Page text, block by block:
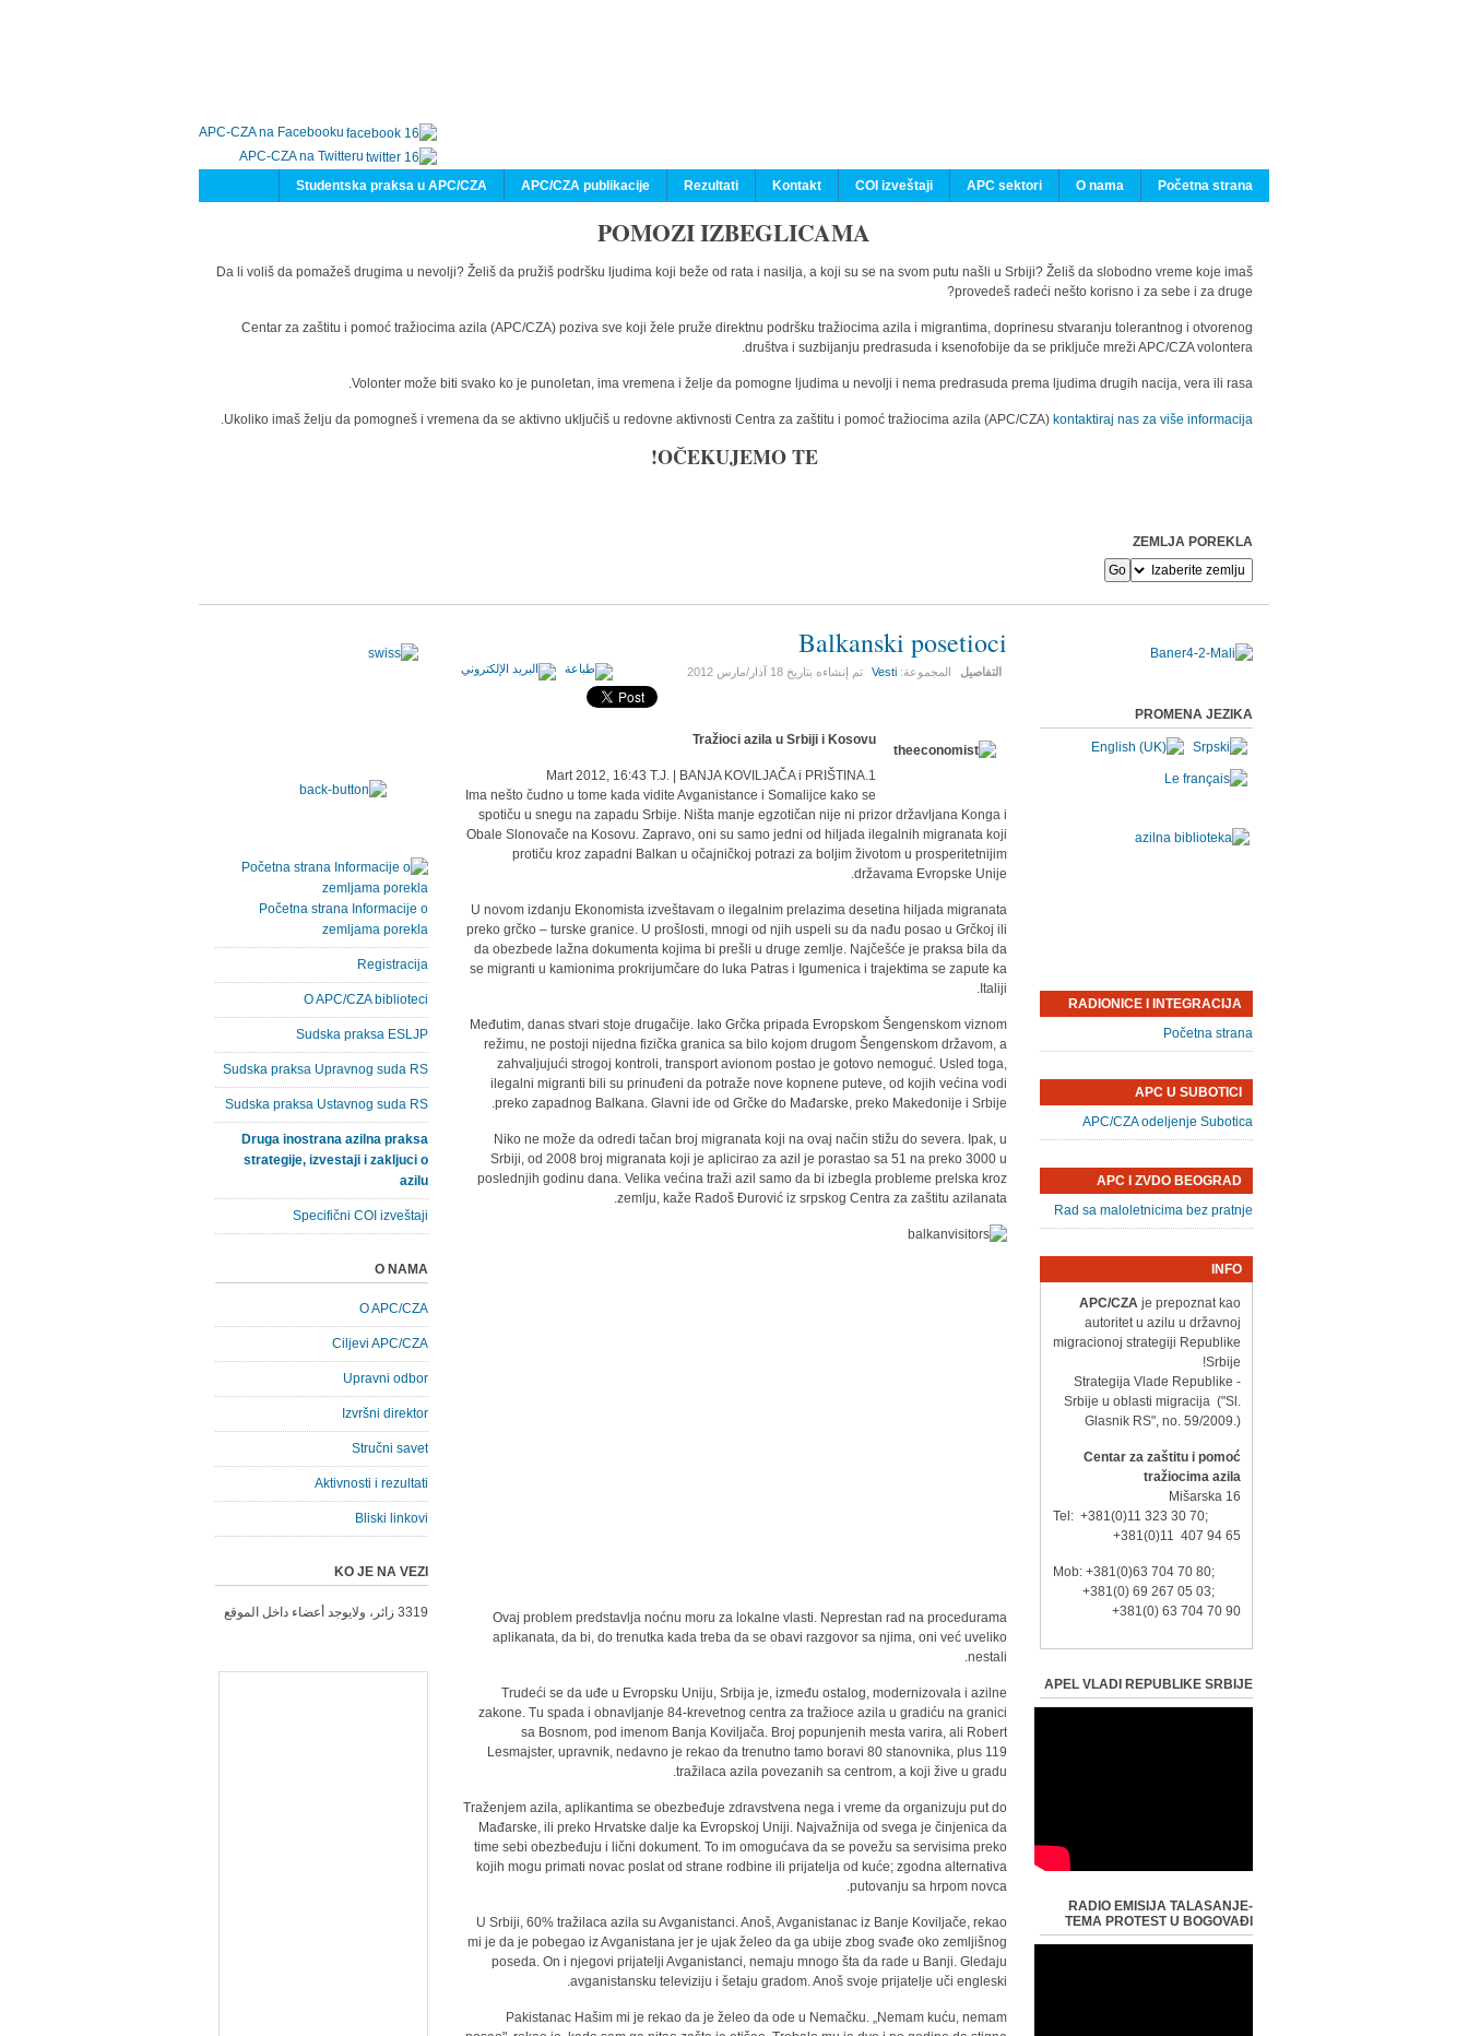
APC-CZA na Facebooku
APC-CZA na Twitteru
Početna strana
O nama
APC sektori
COI izveštaji
Kontakt
Rezultati
APC/CZA publikacije
Studentska praksa u APC/CZA
POMOZI IZBEGLICAMA
Da li voliš da pomažeš drugima u nevolji? Želiš da pružiš podršku ljudima koji beže od rata i nasilja, a koji su se na svom putu našli u Srbiji? Želiš da slobodno vreme koje imaš
provedeš radeći nešto korisno i za sebe i za druge?
Centar za zaštitu i pomoć tražiocima azila (APC/CZA) poziva sve koji žele pruže direktnu podršku tražiocima azila i migrantima, doprinesu stvaranju tolerantnog i otvorenog
društva i suzbijanju predrasuda i ksenofobije da se priključe mreži APC/CZA volontera.
Volonter može biti svako ko je punoletan, ima vremena i želje da pomogne ljudima u nevolji i nema predrasuda prema ljudima drugih nacija, vera ili rasa.
Ukoliko imaš želju da pomogneš i vremena da se aktivno uključiš u redovne aktivnosti Centra za zaštitu i pomoć tražiocima azila (APC/CZA) kontaktiraj nas za više informacija.
OČEKUJEMO TE!
ZEMLJA POREKLA
Balkanski posetioci
التفاصيل المجموعة:Vesti تم إنشاءه بتاريخ18 آذار/مارس 2012
Tražioci azila u Srbiji i Kosovu
1.Mart 2012, 16:43 T.J. | BANJA KOVILJAČA i PRIŠTINA
Ima nešto čudno u tome kada vidite Avganistance i Somalijce kako se
spotiču u snegu na zapadu Srbije. Ništa manje egzotičan nije ni prizor državljana Konga i
Obale Slonovače na Kosovu. Zapravo, oni su samo jedni od hiljada ilegalnih migranata koji
protiču kroz zapadni Balkan u očajničkoj potrazi za boljim životom u prosperitetnijim
državama Evropske Unije.
U novom izdanju Ekonomista izveštavam o ilegalnim prelazima desetina hiljada migranata
preko grčko – turske granice. U prošlosti, mnogi od njih uspeli su da nađu posao u Grčkoj ili
da obezbede lažna dokumenta kojima bi prešli u druge zemlje. Najčešće je praksa bila da
se migranti u kamionima prokrijumčare do luka Patras i Igumenica i trajektima se zapute ka
Italiji.
Međutim, danas stvari stoje drugačije. Iako Grčka pripada Evropskom Šengenskom viznom
režimu, ne postoji nijedna fizička granica sa bilo kojom drugom Šengenskom državom, a
zahvaljujući strogoj kontroli, transport avionom postao je gotovo nemoguć. Usled toga,
ilegalni migranti bili su prinuđeni da potraže nove kopnene puteve, od kojih većina vodi
preko zapadnog Balkana. Glavni ide od Grčke do Mađarske, preko Makedonije i Srbije.
Niko ne može da odredi tačan broj migranata koji na ovaj način stižu do severa. Ipak, u
Srbiji, od 2008 broj migranata koji je aplicirao za azil je porastao sa 51 na preko 3000 u
poslednjih godinu dana. Velika većina traži azil samo da bi izbegla probleme prelska kroz
zemlju, kaže Radoš Đurović iz srpskog Centra za zaštitu azilanata.
Ovaj problem predstavlja noćnu moru za lokalne vlasti. Neprestan rad na procedurama
aplikanata, da bi, do trenutka kada treba da se obavi razgovor sa njima, oni već uveliko
nestali.
Trudeći se da uđe u Evropsku Uniju, Srbija je, između ostalog, modernizovala i azilne
zakone. Tu spada i obnavljanje 84-krevetnog centra za tražioce azila u gradiću na granici
sa Bosnom, pod imenom Banja Koviljača. Broj popunjenih mesta varira, ali Robert
Lesmajster, upravnik, nedavno je rekao da trenutno tamo boravi 80 stanovnika, plus 119
tražilaca azila povezanih sa centrom, a koji žive u gradu.
Traženjem azila, aplikantima se obezbeđuje zdravstvena nega i vreme da organizuju put do
Mađarske, ili preko Hrvatske dalje ka Evropskoj Uniji. Najvažnija od svega je činjenica da
time sebi obezbeđuju i lični dokument. To im omogućava da se povežu sa servisima preko
kojih mogu primati novac poslat od strane rodbine ili prijatelja od kuće; zgodna alternativa
putovanju sa hrpom novca.
U Srbiji, 60% tražilaca azila su Avganistanci. Anoš, Avganistanac iz Banje Koviljače, rekao
mi je da je pobegao iz Avganistana jer je ujak želeo da ga ubije zbog svađe oko zemljišnog
poseda. On i njegovi prijatelji Avganistanci, nemaju mnogo šta da rade u Banji. Gledaju
avganistansku televiziju i šetaju gradom. Anoš svoje prijatelje uči engleski.
Pakistanac Hašim mi je rekao da je želeo da ode u Nemačku. „Nemam kuću, nemam
Početna strana Informacije o
zemljama porekla
Registracija
O APC/CZA biblioteci
Sudska praksa ESLJP
Sudska praksa Upravnog suda RS
Sudska praksa Ustavnog suda RS
Druga inostrana azilna praksa
strategije, izvestaji i zakljuci o
azilu
Specifični COI izveštaji
O NAMA
O APC/CZA
Ciljevi APC/CZA
Upravni odbor
Izvršni direktor
Stručni savet
Aktivnosti i rezultati
Bliski linkovi
KO JE NA VEZI
3319 زائر، ولايوجد أعضاء داخل الموقع
PROMENA JEZIKA
RADIONICE I INTEGRACIJA
Početna strana
APC U SUBOTICI
APC/CZA odeljenje Subotica
APC I ZVDO BEOGRAD
Rad sa maloletnicima bez pratnje
INFO
APC/CZA je prepoznat kao
autoritet u azilu u državnoj
migracionoj strategiji Republike
Srbije!
- Strategija Vlade Republike
Srbije u oblasti migracija ("Sl.
Glasnik RS", no. 59/2009.)
Centar za zaštitu i pomoć
tražiocima azila
Mišarska 16
Tel: +381(0)11 323 30 70;
+381(0)11 407 94 65
Mob: +381(0)63 704 70 80;
+381(0) 69 267 05 03;
+381(0) 63 704 70 90
APEL VLADI REPUBLIKE SRBIJE
RADIO EMISIJA TALASANJE-
TEMA PROTEST U BOGOVAĐI